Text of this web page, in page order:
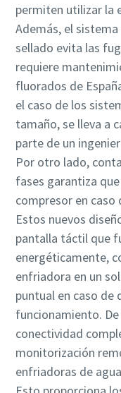
permiten utilizar la
Además, el
sellado evita las
requiere
fluorados de
el caso de los
tamaño, se lleva a
parte de un
Por otro lado,
fases garantiza
compresor en caso
Estos nuevos
pantalla táctil que
energéticamente,
enfriadora en un
puntual en caso de
funcionamiento.
conectividad
monitorización
enfriadoras de